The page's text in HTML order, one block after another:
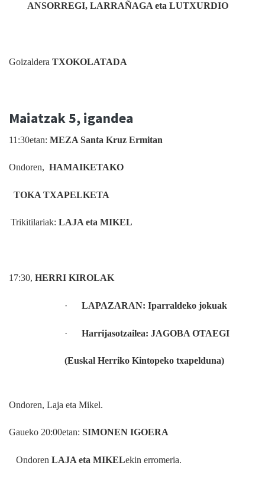
ANSORREGI, LARRAÑAGA eta LUTXURDIO
Goizaldera TXOKOLATADA
Maiatzak 5, igandea
11:30etan: MEZA Santa Kruz Ermitan
Ondoren, HAMAIKETAKO
TOKA TXAPELKETA
Trikitilariak: LAJA eta MIKEL
17:30, HERRI KIROLAK
· LAPAZARAN: Iparraldeko jokuak
· Harrijasotzailea: JAGOBA OTAEGI
(Euskal Herriko Kintopeko txapelduna)
Ondoren, Laja eta Mikel.
Gaueko 20:00etan: SIMONEN IGOERA
Ondoren LAJA eta MIKELekin erromeria.